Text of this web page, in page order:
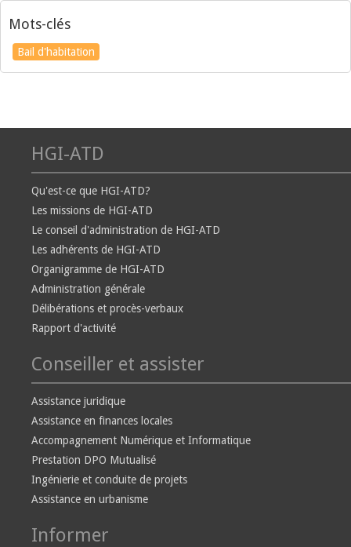
Mots-clés
Bail d'habitation
HGI-ATD
Qu'est-ce que HGI-ATD?
Les missions de HGI-ATD
Le conseil d'administration de HGI-ATD
Les adhérents de HGI-ATD
Organigramme de HGI-ATD
Administration générale
Délibérations et procès-verbaux
Rapport d'activité
Conseiller et assister
Assistance juridique
Assistance en finances locales
Accompagnement Numérique et Informatique
Prestation DPO Mutualisé
Ingénierie et conduite de projets
Assistance en urbanisme
Informer